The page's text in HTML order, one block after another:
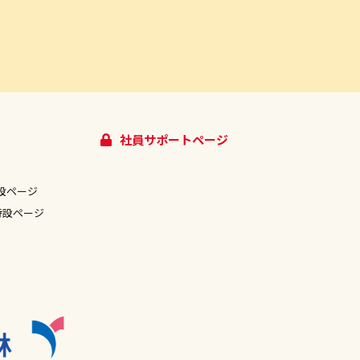
ページ
ページ
社員サポートページ